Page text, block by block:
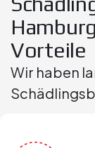
Vorteile
Wir haben